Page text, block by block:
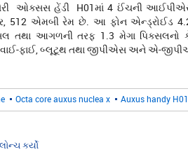
ઓક્સસ હેંડી H01માં 4 ઈંચની
512 એમબી રેમ છે. આ ફોન એન્ડ્રોઈડ
તથા આગળની તરફ 1.3 મેગા પિક્સલનો
વાઈ-ફાઈ, બ્લૂટૂથ તથા જીપીએસ અને એ-
Octa core auxus nuclea x Auxus handy H01
કર્યો